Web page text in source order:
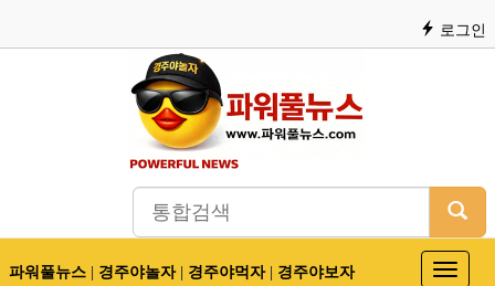
로그인
파워풀뉴스 경주야놀자| 경주야먹자| 경주야보자
Toggle